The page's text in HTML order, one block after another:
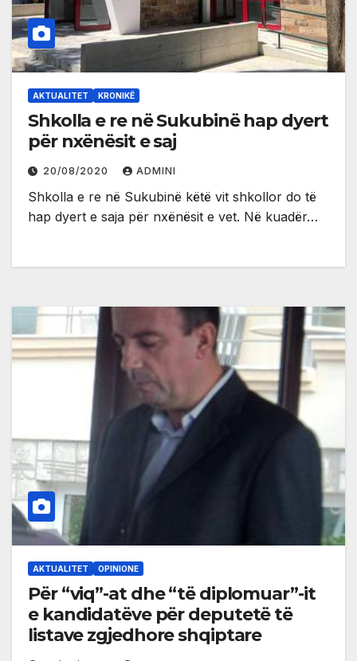
AKTUALITET KRONIKË
Shkolla e re në Sukubinë hap dyert
për nxënësit e saj
20/08/2020 ADMINI
Shkolla e re në Sukubinë këtë vit shkollor do të
hap dyert e saja për nxënësit e vet. Në kuadër…
AKTUALITET OPINIONE
Për “viq”-at dhe “të diplomuar”-it
e kandidatëve për deputetë të
listave zgjedhore shqiptare